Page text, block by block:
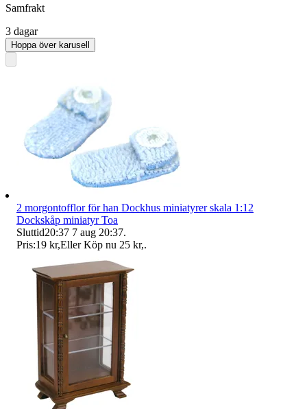
Samfrakt
3 dagar
Hoppa över karusell
2 morgontofflor för han Dockhus miniatyrer skala 1:12
Dockskåp miniatyr Toa
Sluttid20:37 7 aug 20:37.
Pris:19 kr,Eller Köp nu 25 kr,.